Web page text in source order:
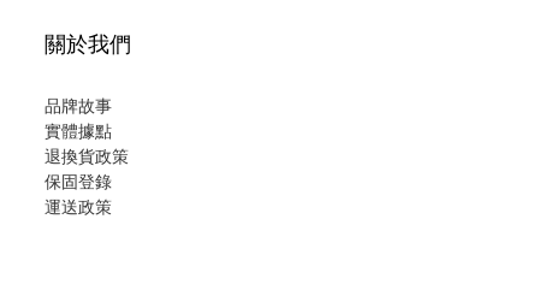
關於我們
品牌故事
實體據點
退換貨政策
保固登錄
運送政策